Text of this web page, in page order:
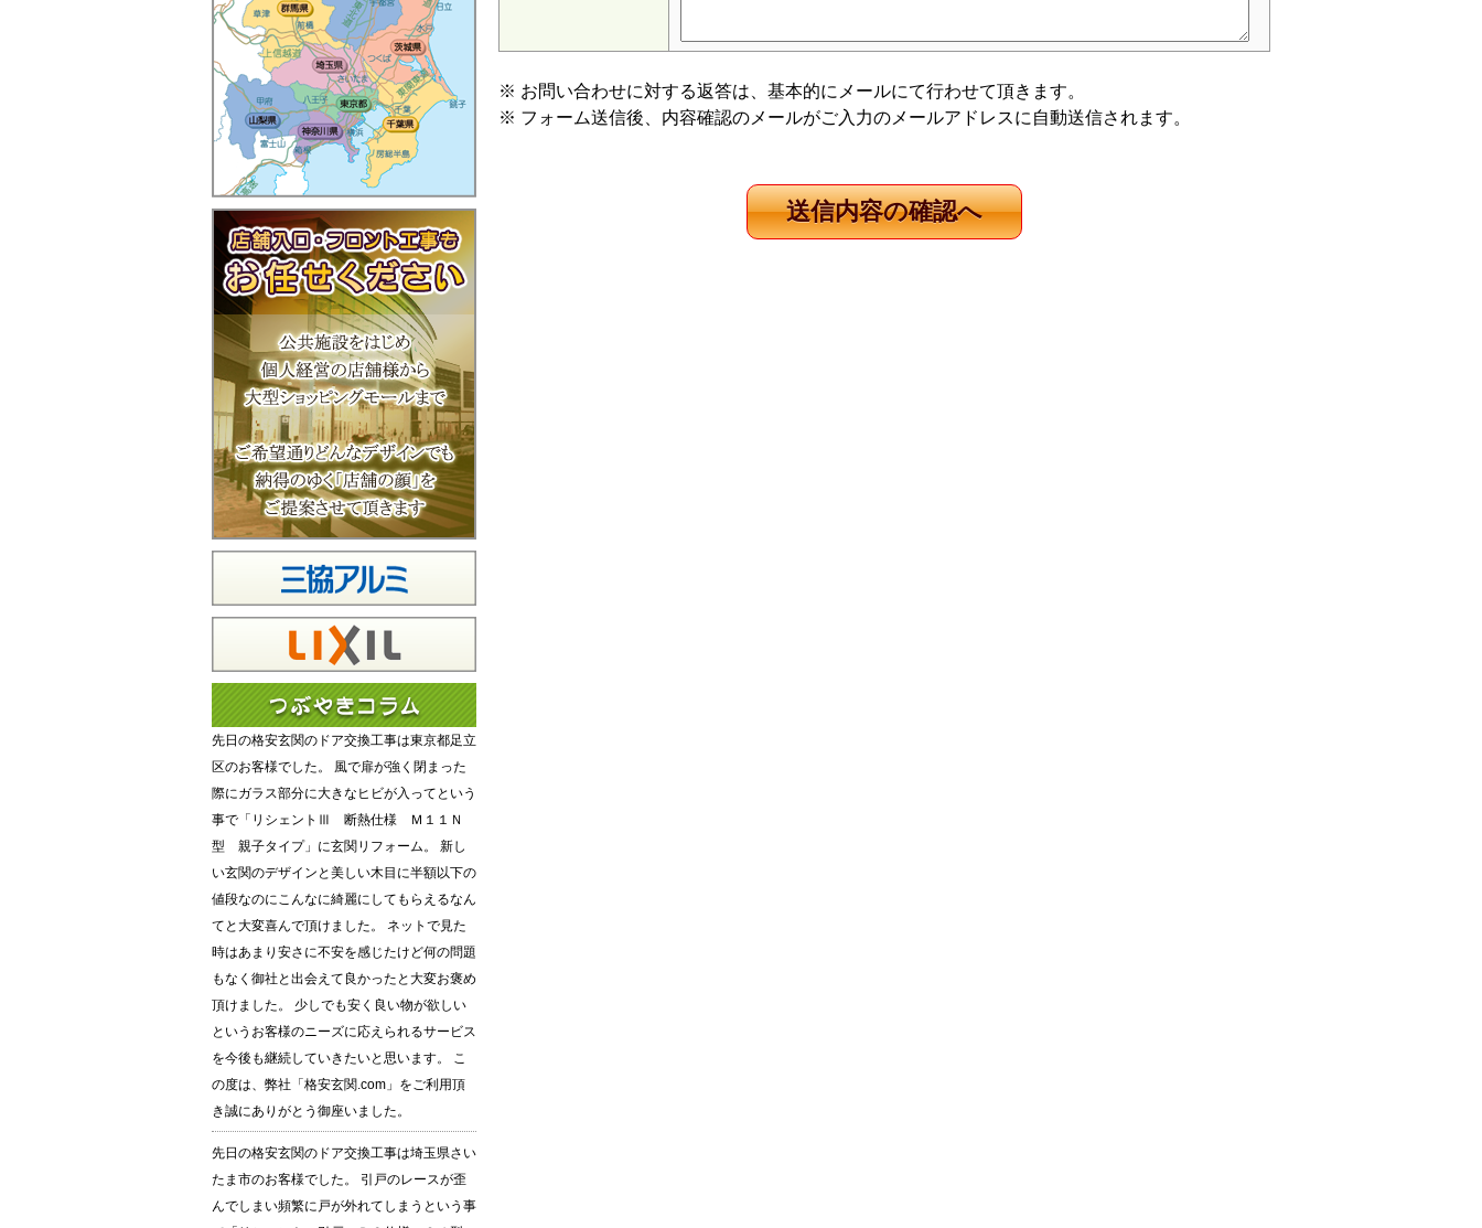
※ お問い合わせに対する返答は、基本的にメールにて行わせて頂きます。
※ フォーム送信後、内容確認のメールがご入力のメールアドレスに自動送信されます。
先日の格安玄関のドア交換工事は東京都足立
区のお客様でした。 風で扉が強く閉まった
際にガラス部分に大きなヒビが入ってという
事で「リシェントⅢ 断熱仕様 Ｍ１１Ｎ
型 親子タイプ」に玄関リフォーム。 新し
い玄関のデザインと美しい木目に半額以下の
値段なのにこんなに綺麗にしてもらえるなん
てと大変喜んで頂けました。 ネットで見た
時はあまり安さに不安を感じたけど何の問題
もなく御社と出会えて良かったと大変お褒め
頂けました。 少しでも安く良い物が欲しい
というお客様のニーズに応えられるサービス
を今後も継続していきたいと思います。 こ
の度は、弊社「格安玄関.com」をご利用頂
き誠にありがとう御座いました。
先日の格安玄関のドア交換工事は埼玉県さい
たま市のお客様でした。 引戸のレースが歪
んでしまい頻繁に戸が外れてしまうという事